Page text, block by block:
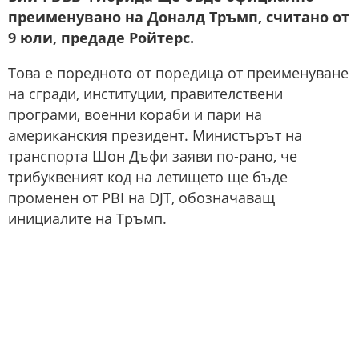
преименувано на Доналд Тръмп, считано от
9 юли, предаде Ройтерс.
Това е поредното от поредица от преименуване
на сгради, институции, правителствени
програми, военни кораби и пари на
американския президент. Министърът на
транспорта Шон Дъфи заяви по-рано, че
трибуквеният код на летището ще бъде
променен от PBI на DJT, обозначаващ
инициалите на Тръмп.